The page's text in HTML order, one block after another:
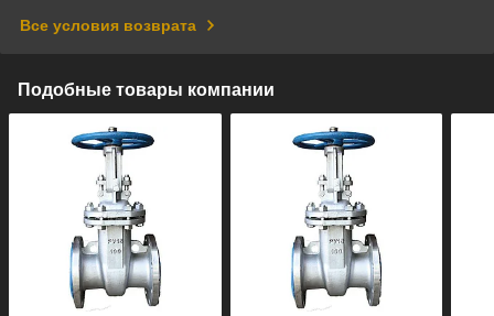
Все условия возврата
Подобные товары компании